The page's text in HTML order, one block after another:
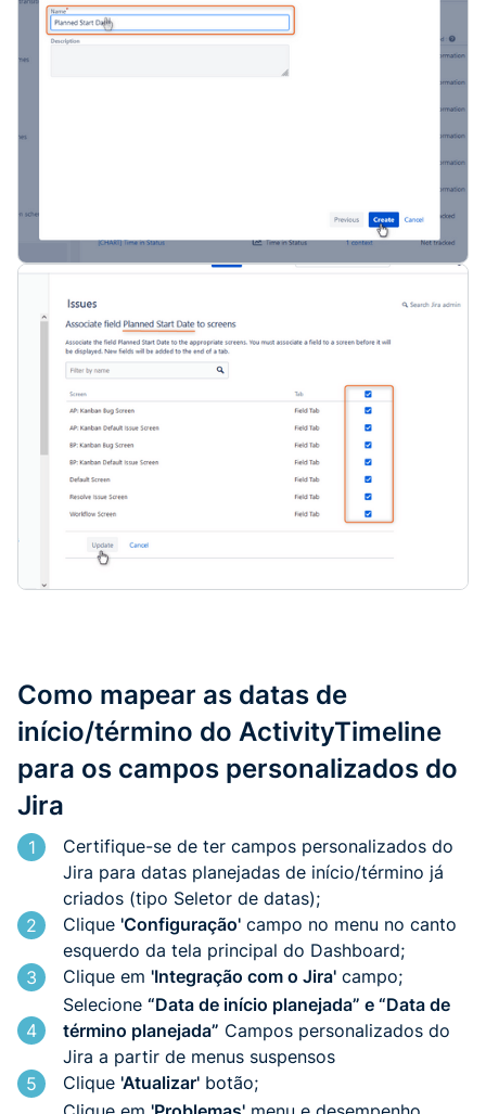
Como mapear as datas de
início/término do ActivityTimeline
para os campos personalizados do
Jira
1
Certifique-se de ter campos personalizados do
Jira para datas planejadas de início/término já
criados (tipo Seletor de datas);
2
Clique 'Configuração' campo no menu no canto
esquerdo da tela principal do Dashboard;
3
Clique em 'Integração com o Jira' campo;
4
Selecione “Data de início planejada” e “Data de
término planejada” Campos personalizados do
Jira a partir de menus suspensos
5
Clique 'Atualizar' botão;